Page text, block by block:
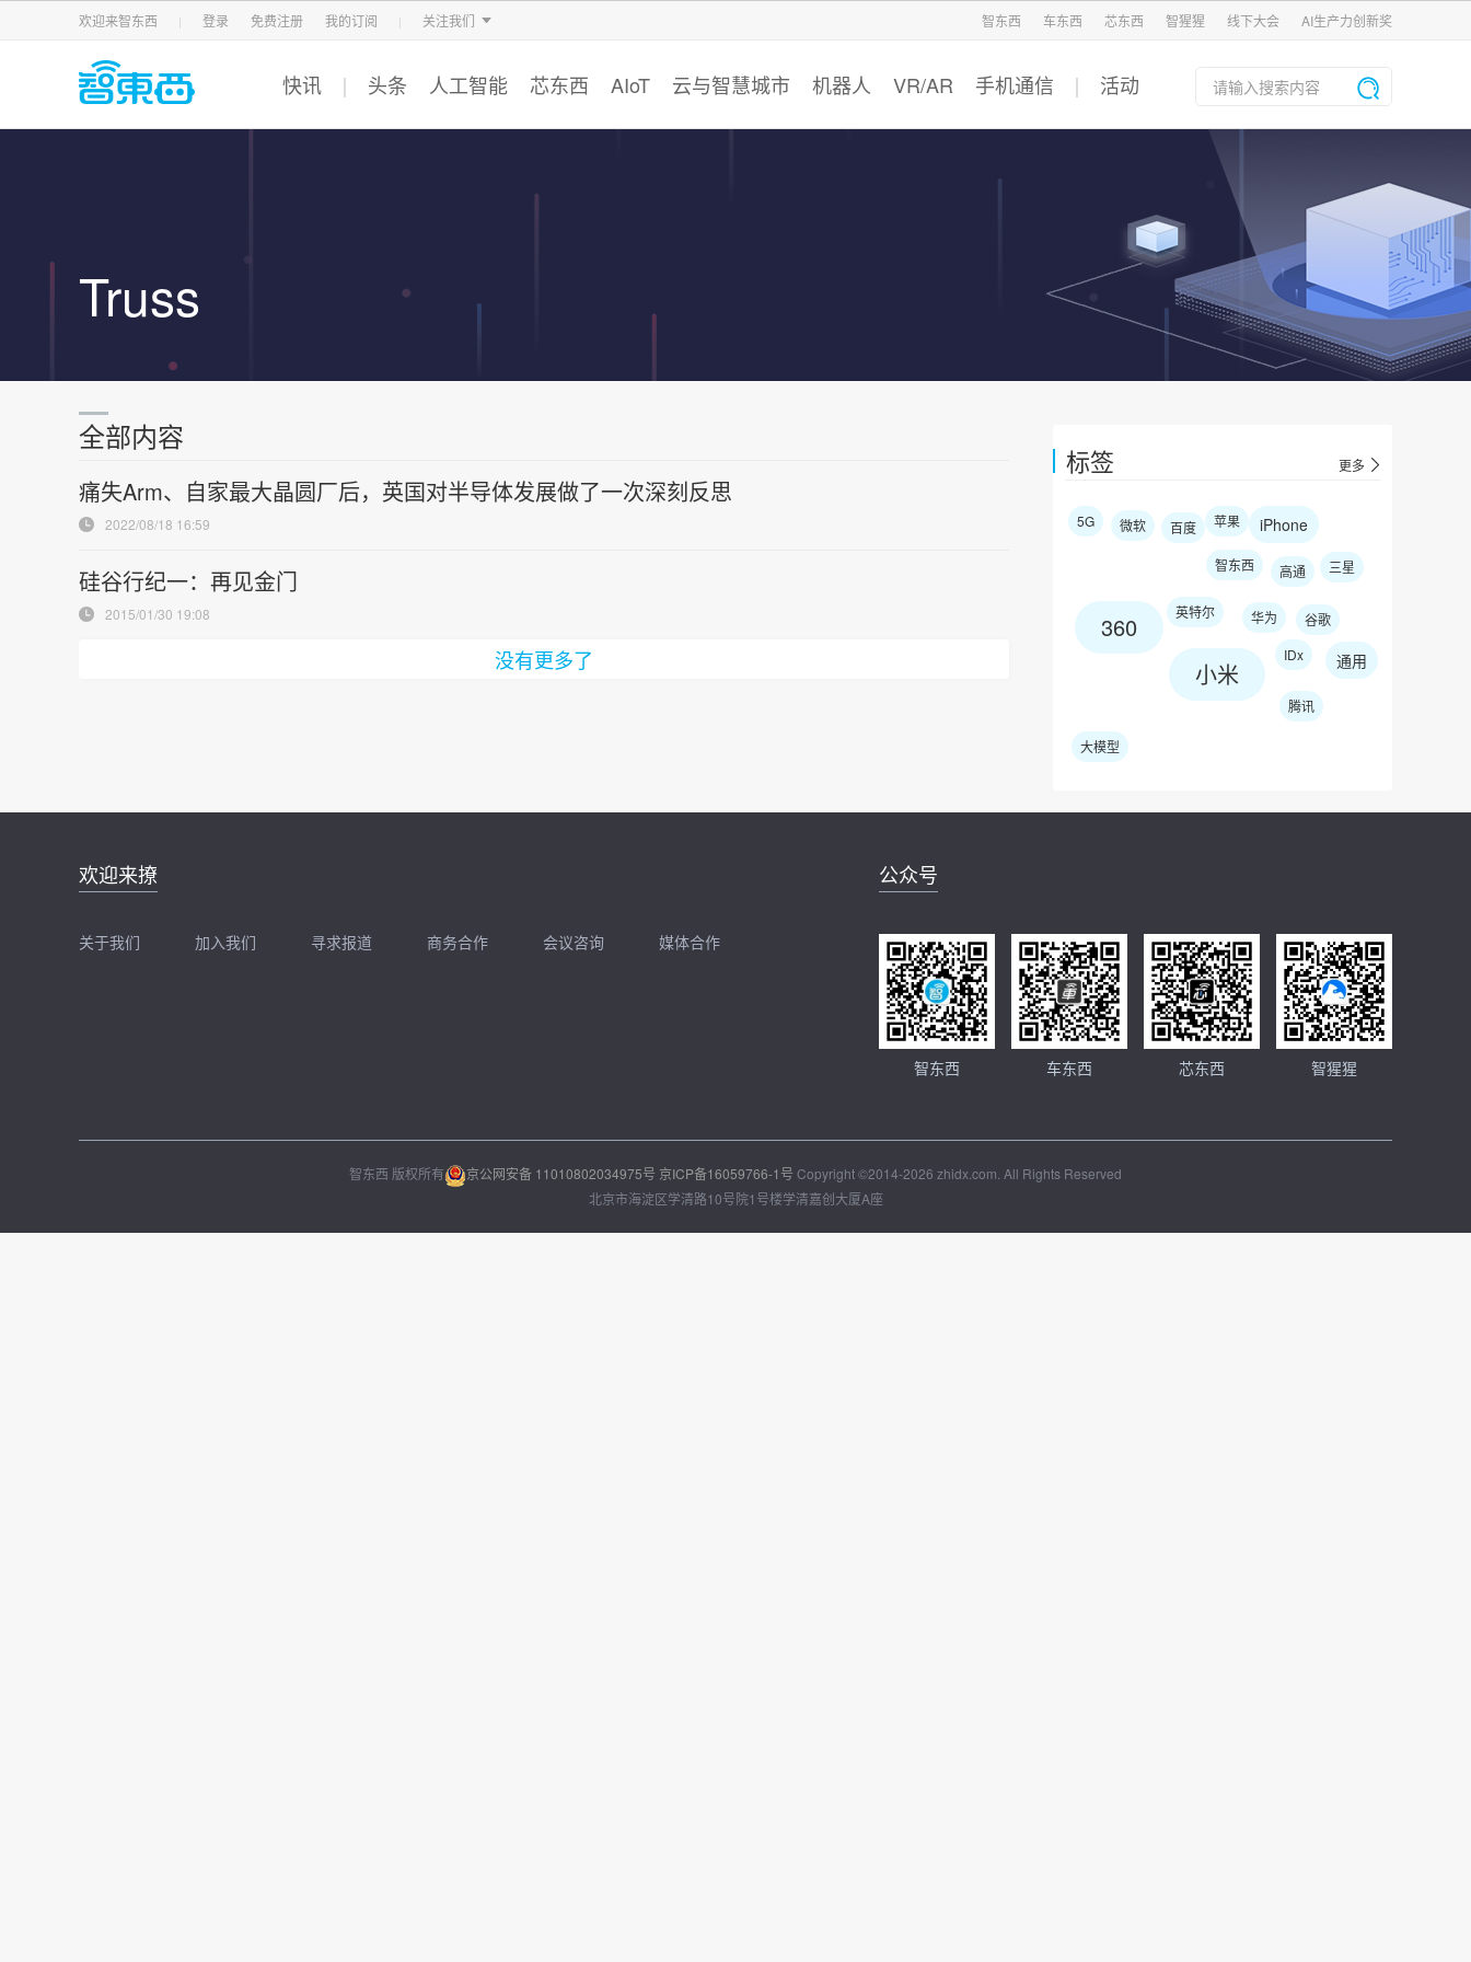
欢迎来智东西 登录 免费注册 我的订阅 关注我们
智东西 车东西 芯东西 智猩猩
智东西 车东西 芯东西 智猩猩 线下大会 AI生产力创新奖
快讯 头条 人工智能 芯东西 AIoT 云与智慧城市 机器人 VR/AR 手机通信 活动
Truss
标签 更多
5G 微软 百度 苹果 iPhone
智东西 高通 三星
360 英特尔 华为 谷歌
小米
IDx 通用
腾讯
大模型
全部内容
痛失Arm、自家最大晶圆厂后，英国对半导体发展做了一次深刻反思
2022/08/18 16:59
硅谷行纪一：再见金门
2015/01/30 19:08
没有更多了
欢迎来撩
关于我们 加入我们
扫码加我直接扔简历
寻求报道 商务合作
扫码加我直接开聊
会议咨询 媒体合作
扫码加我直接开聊
公众号
智东西 车东西 芯东西 智猩猩
智东西 版权所有 京公网安备 11010802034975号 京ICP备16059766-1号 Copyright ©2014-2026 zhidx.com. All Rights Reserved
北京市海淀区学清路10号院1号楼学清嘉创大厦A座